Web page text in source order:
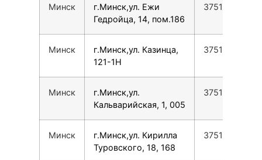
Минск
г.Минск,ул. Ежи
Гедройца, 14, пом.186
Минск
г.Минск,ул. Казинца,
121-1Н
Минск
г.Минск,ул.
Кальварийская, 1, 005
Минск
г.Минск,ул. Кирилла
Туровского, 18, 168